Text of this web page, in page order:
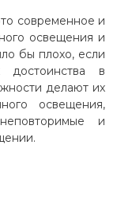
современное и
освещения и
бы плохо, если
в
делают их
освещения,
и